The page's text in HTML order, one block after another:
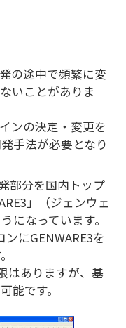
の途中で頻繁に変
いことがありま
ンの決定・変更を
手法が必要となり
部分を国内トップ
」（ジェンウェ
になっています。
にGENWARE3を
はありますが、基
能です。